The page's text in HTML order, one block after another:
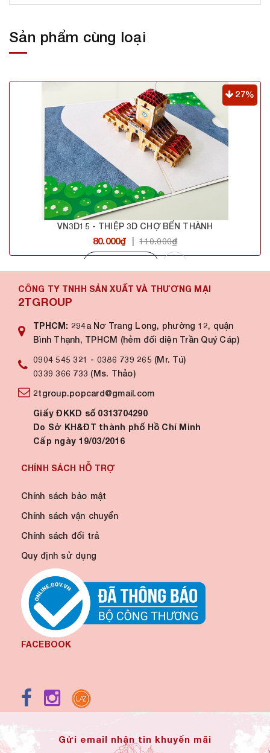
Sản phẩm cùng loại
27%
VN3D15 - THIỆP 3D CHỢ BẾN THÀNH
80.000₫ 110.000₫
CÔNG TY TNHH SẢN XUẤT VÀ THƯƠNG MẠI
2TGROUP
TPHCM: 294a Nơ Trang Long, phường 12, quận
Bình Thạnh, TPHCM (hẻm đối diện Trần Quý Cáp)
0904 545 321 - 0386 739 265 (Mr. Tú)
0339 366 733 (Ms. Thảo)
2tgroup.popcard@gmail.com
Giấy ĐKKD số 0313704290
Do Sở KH&ĐT thành phố Hồ Chí Minh
Cấp ngày 19/03/2016
CHÍNH SÁCH HỖ TRỢ
Chính sách bảo mật
Chính sách vận chuyển
Chính sách đổi trả
Quy định sử dụng
FACEBOOK
Gửi email nhận tin khuyến mãi